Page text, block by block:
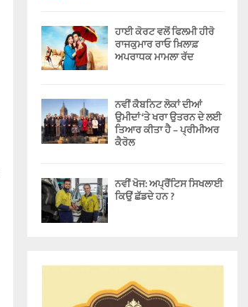
ਹਾਈ ਕੋਰਟ ਵਲੋਂ ਫਿਲਮੀ ਹੀਰੋ
ਰਾਜਕੁਮਾਰ ਰਾਓ ਖ਼ਿਲਾਫ਼
ਅਪਰਾਧਕ ਮਾਮਲਾ ਰੱਦ
ਨਵੀਂ ਕੈਬਨਿਟ ਲੋਕਾਂ ਦੀਆਂ
ਉਮੀਦਾਂ ‘ਤੇ ਖਰਾ ਉਤਰਨ ਦੇ ਲਈ
ਤਿਆਰ ਕੀਤਾ ਹੈ – ਪ੍ਰੀਮੀਅਰ
ਕੈਰੋਲ
ਨਵੀਂ ਖੋਜ: ਅਪ੍ਰੈਂਟਿਸ ਸਿਖਲਾਈ
ਕਿਉਂ ਛੱਡਦੇ ਹਨ ?